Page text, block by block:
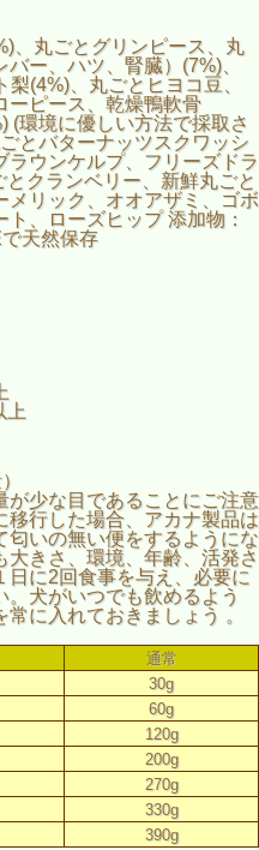
、丸ごとグリンピース、丸
ー、ハツ、腎臓）(7%)、
(4%)、丸ごとヒヨコ豆、
ーピース、乾燥鴨軟骨
(環境に優しい方法で採取さ
とバターナッツスクワッシ
ラウンケルプ、フリーズドラ
クランベリー、新鮮丸ごと
メリック、オオアザミ、ゴボ
、ローズヒップ 添加物：
天然保存
上
が少な目であることにご注意
移行した場合、アカナ製品は
いの無い便をするようにな
大きさ、環境、年齢、活発さ
日に2回食事を与え、必要に
犬がいつでも飲めるよう
に入れておきましょう 。
通常
30g
60g
120g
200g
270g
330g
390g